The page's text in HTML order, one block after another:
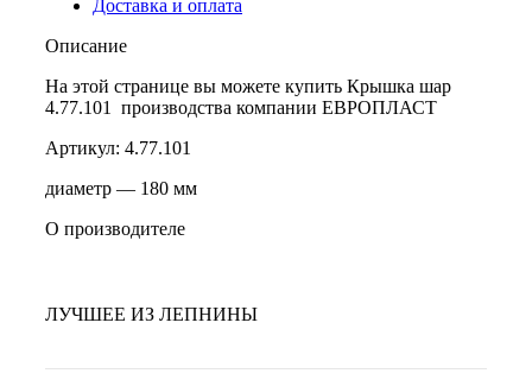
Доставка и оплата
Описание
На этой странице вы можете купить Крышка шар
4.77.101 производства компании ЕВРОПЛАСТ
Артикул: 4.77.101
диаметр — 180 мм
О производителе
ЛУЧШЕЕ ИЗ ЛЕПНИНЫ